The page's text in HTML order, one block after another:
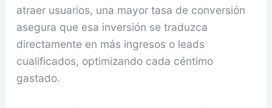
atraer usuarios, una mayor tasa de conversión
asegura que esa inversión se traduzca
directamente en más ingresos o leads
cualificados, optimizando cada céntimo
gastado.